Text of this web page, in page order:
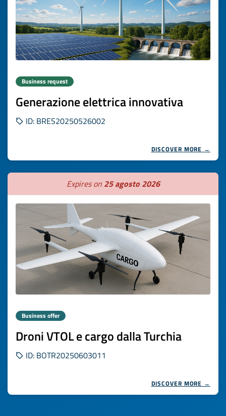
Business request
Generazione elettrica innovativa
ID: BRES20250526002
DISCOVER MORE →
Expires on 25 agosto 2026
Business offer
Droni VTOL e cargo dalla Turchia
ID: BOTR20250603011
DISCOVER MORE →